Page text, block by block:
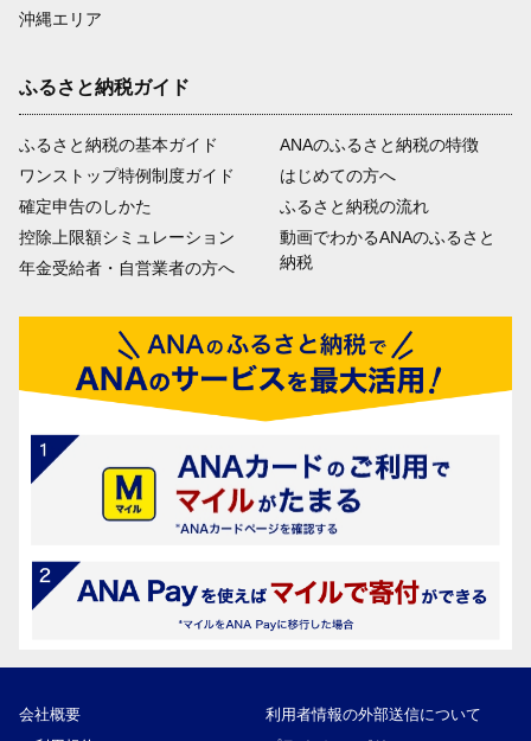
沖縄エリア
ふるさと納税ガイド
ふるさと納税の基本ガイド
ワンストップ特例制度ガイド
確定申告のしかた
控除上限額シミュレーション
年金受給者・自営業者の方へ
ANAのふるさと納税の特徴
はじめての方へ
ふるさと納税の流れ
動画でわかるANAのふるさと
納税
会社概要
利用者情報の外部送信について